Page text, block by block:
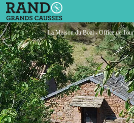
La Maison du Boal